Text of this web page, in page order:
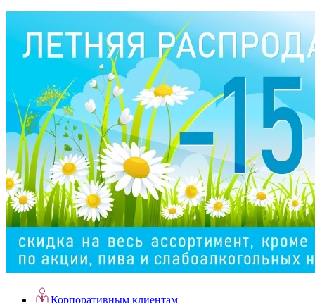
Корпоративным клиентам